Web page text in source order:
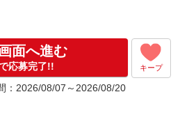
面へ進む
応募完了!! キープ
：2026/08/07～2026/08/20